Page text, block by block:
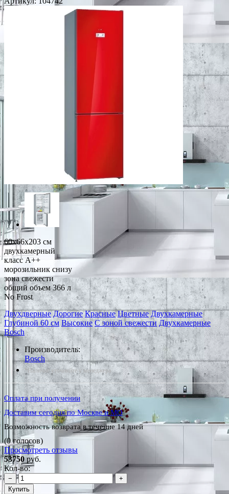
60x66x203 см
двухкамерный
класс A++
морозильник снизу
зона свежести
общий объем 366 л
No Frost
Двухдверные Дорогие Красные Цветные Двухкамерные
Глубиной 60 см Высокие С зоной свежести Двухкамерные
Bosch
Производитель:
Bosch
*Наличие уточняйте у менеджера
Оплата при получении
Доставим сегодня по Москве и МО
Возможность возврата в течение 14 дней
(0 голосов)
Просмотреть отзывы
53750руб.
Кол-во:
−
+
Купить